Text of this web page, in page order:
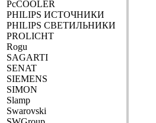
PcCOOLER
PHILIPS ИСТОЧНИКИ
PHILIPS СВЕТИЛЬНИКИ
PROLICHT
Rogu
SAGARTI
SENAT
SIEMENS
SIMON
Slamp
Swarovski